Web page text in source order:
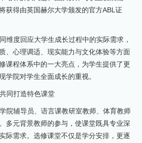
获得由英国赫尔大学颁发的官方ABL证
维度回应大学生成长过程中的实际需求，
、心理调适、现实能力与文化体验等方面
课程体系中的一大亮点，为学生提供了更
学院对学生全面成长的重视。
同打造特色课堂
院辅导员、语言课教研室教师、体育教师
多元背景教师的参与，使课堂既具专业深
际需求。选修课堂不仅是学分安排，更逐